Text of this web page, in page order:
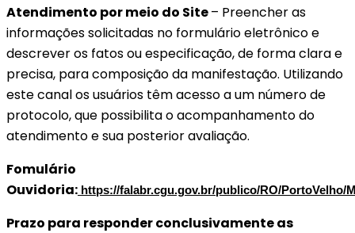
Atendimento por meio do Site– Preencher as
informações solicitadas no formulário eletrônico e
descrever os fatos ou especificação, de forma clara e
precisa, para composição da manifestação. Utilizando
este canal os usuários têm acesso a um número de
protocolo, que possibilita o acompanhamento do
atendimento e sua posterior avaliação.
Fomulário
Ouvidoria: https://falabr.cgu.gov.br/publico/RO/PortoVelho/
Prazo para responder conclusivamente as